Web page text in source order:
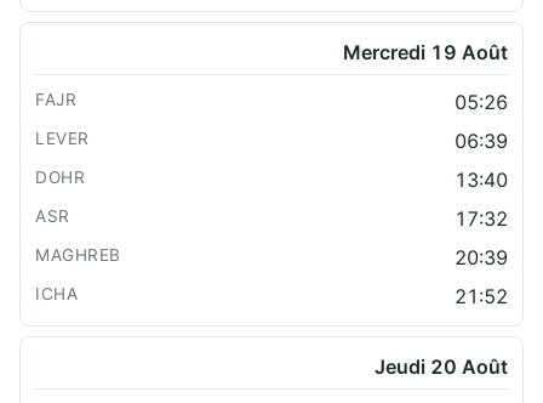
Mercredi 19 Août
05:26
06:39
13:40
17:32
20:39
21:52
Jeudi 20 Août